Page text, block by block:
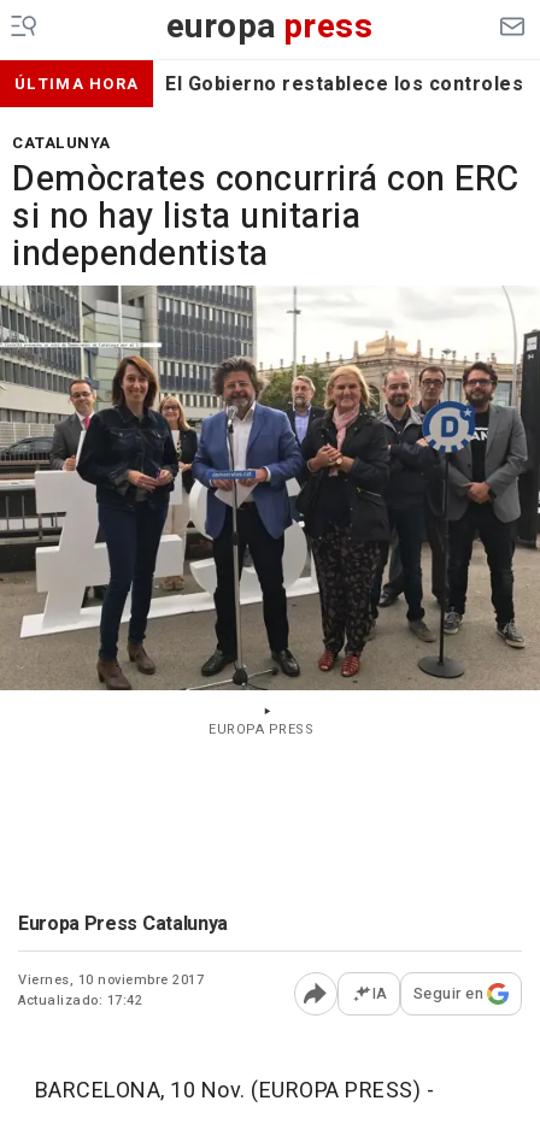
europa press
ÚLTIMA HORA El Gobierno restablece los
CATALUNYA
Demòcrates concurrirá con ERC
si no hay lista unitaria
independentista
EUROPA PRESS
Europa Press Catalunya
Viernes, 10 noviembre 2017
Actualizado: 17:42
Abrir opciones para
IA Seguir en
BARCELONA, 10 Nov. (EUROPA PRESS) -